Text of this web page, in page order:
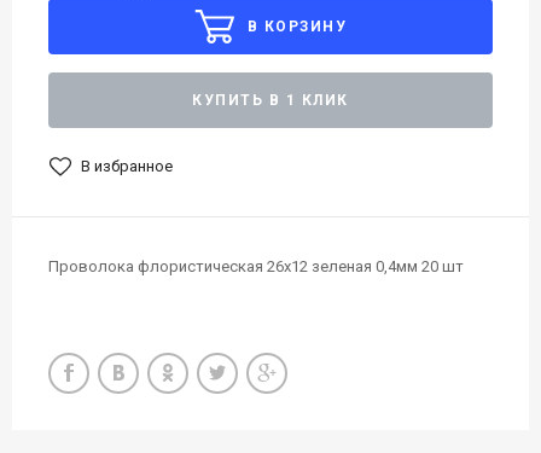
В КОРЗИНУ
КУПИТЬ В 1 КЛИК
В избранное
Проволока флористическая 26х12 зеленая 0,4мм 20 шт